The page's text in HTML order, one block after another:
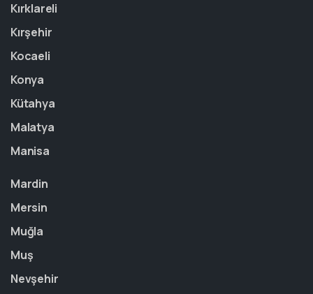
Kırklareli
Kırşehir
Kocaeli
Konya
Kütahya
Malatya
Manisa
Mardin
Mersin
Muğla
Muş
Nevşehir